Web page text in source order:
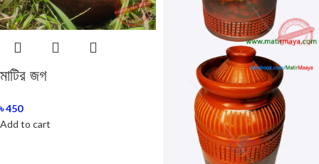
মাটির জগ
৳450
Add to cart